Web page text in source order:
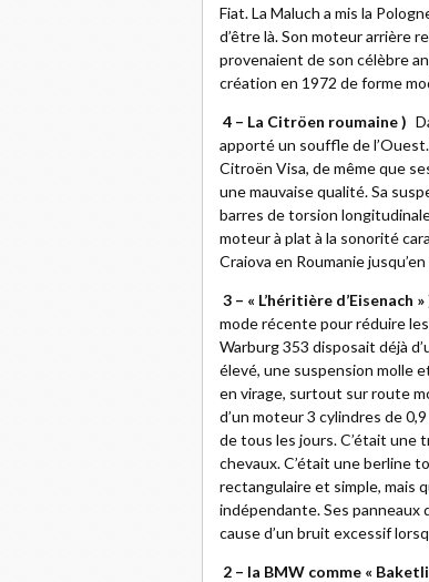
Fiat. La Maluch a mis la
d’être là. Son moteur arrière
provenaient de son célèbre
création en 1972 de forme
4 – La Citröen roumaine )
apporté un souffle de
Citroën Visa, de même que
une mauvaise qualité. Sa
barres de torsion
moteur à plat à la sonorité
Craiova en Roumanie
3 – « L’héritière d’Eisenach »
mode récente pour réduire les
Warburg 353 disposait déjà
élevé, une suspension molle
en virage, surtout sur route
d’un moteur 3 cylindres de
de tous les jours. C’était une
chevaux. C’était une berline
rectangulaire et simple, mais
indépendante. Ses panneaux
cause d’un bruit excessif
2 – la BMW comme «